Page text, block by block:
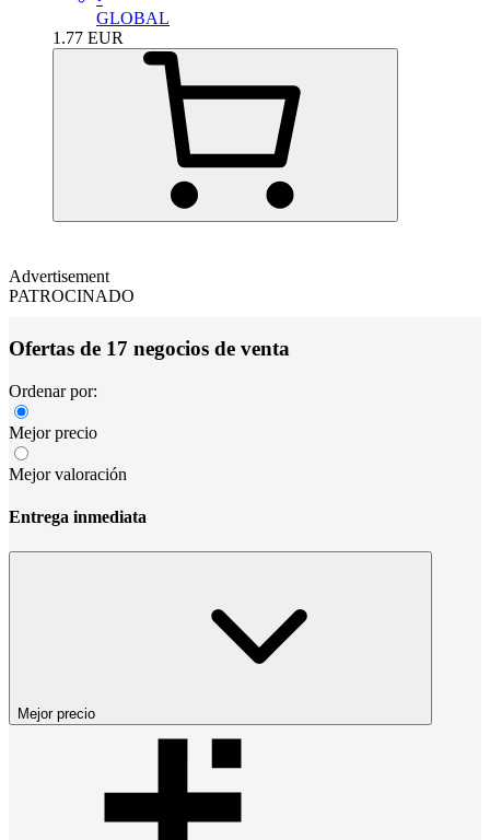
GLOBAL
1.77 EUR
Advertisement
PATROCINADO
Ofertas de 17 negocios de venta
Ordenar por:
Mejor precio
Mejor valoración
Entrega inmediata
Mejor precio